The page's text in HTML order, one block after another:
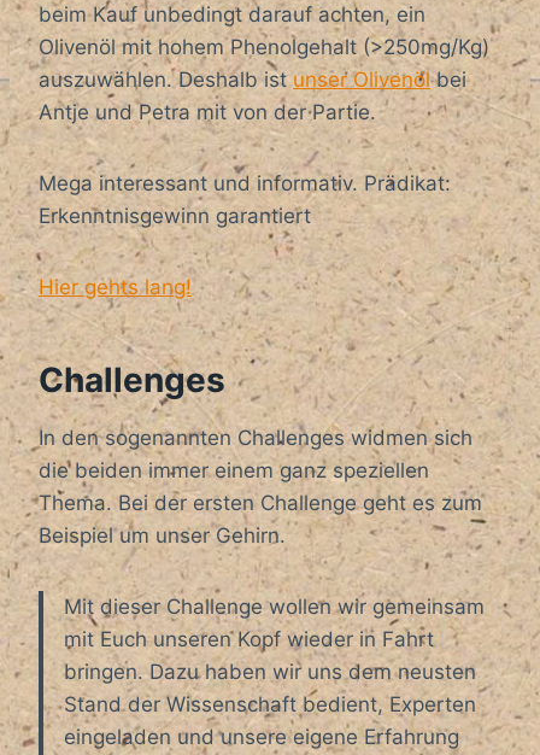
beim Kauf unbedingt darauf achten, ein
Olivenöl mit hohem Phenolgehalt (>250mg/Kg)
auszuwählen. Deshalb istunser Olivenölbei
Antje und Petra mit von der Partie.
Mega interessant und informativ. Prädikat:
Erkenntnisgewinn garantiert
Hier gehts lang!
Challenges
In den sogenannten Challenges widmen sich
die beiden immer einem ganz speziellen
Thema. Bei der ersten Challenge geht es zum
Beispiel um unser Gehirn.
Mit dieser Challenge wollen wir gemeinsam
mit Euch unseren Kopf wieder in Fahrt
bringen. Dazu haben wir uns dem neusten
Stand der Wissenschaft bedient, Experten
eingeladen und unsere eigene Erfahrung